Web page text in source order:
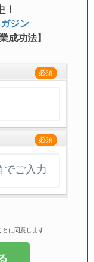
！
ジン
成功法】
必須
必須
とに同意します